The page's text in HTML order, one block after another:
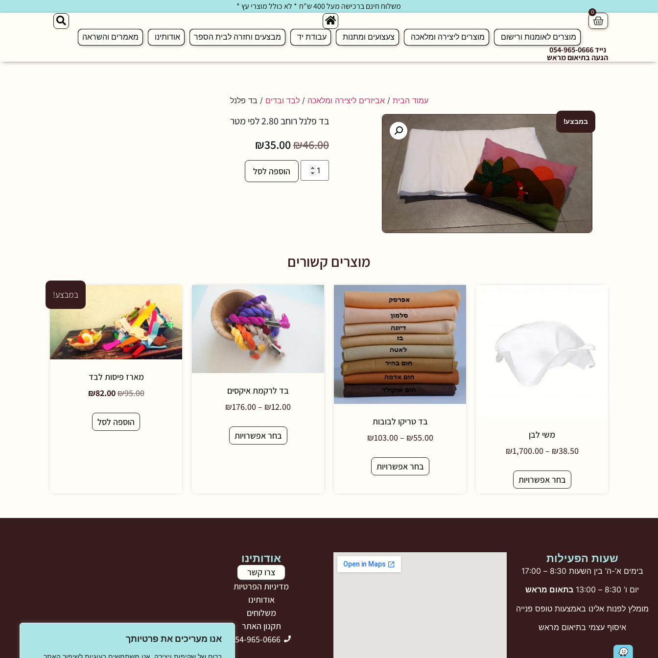
אנו מעריכים את פרטיותך
ברוח של שקיפות ויצירה, אנו משתמשים בעוגיות לשיפור האתר,
משלוח חינם ברכישה מעל 400 ש"ח * לא כולל מוצרי עץ *
0
מוצרים לאומנות ורישום מוצרים ליצירה ומלאכה צעצועים ומתנות עבודת יד מבצעים וחזרה לבית הספר אודותינו מאמרים והשראה
נייד 054-965-0666
הגעה בתיאום מראש
עמוד הבית /אביזרים ליצירה ומלאכה /לבד ובדים / בד פלנל
במבצע! בד פלנל רוחב 2.80 לפי מטר
₪46.00
₪35.00
הוספה לסל
מוצרים קשורים
משי לבן
₪38.50
–
₪1,700.00
בחר אפשרויות
בד טריקו לבובות
₪55.00
–
₪103.00
בחר אפשרויות
בד לרקמת איקסים
₪12.00
–
₪176.00
בחר אפשרויות
במבצע!
מארז פיסות לבד
₪95.00
₪82.00
הוספה לסל
שעות הפעילות
בימים א’-ה’ בין השעות 8:30 – 17:00
יום ו’ 8:30 – 13:00
בתאום מראש
מומלץ לפנות אלינו באמצעות טופס פנייה
איסוף עצמי בתיאום מראש
אודותינו
צרו קשר
מדיניות הפרטיות
אודותינו
משלוחים
תקנון האתר
054-965-0666